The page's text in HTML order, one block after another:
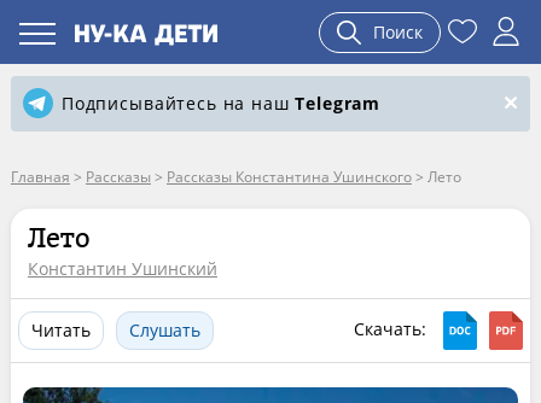
Поиск
Подписывайтесь на нашTelegram
Главная > Рассказы > Рассказы Константина Ушинского> Лето
Лето
Константин Ушинский
Читать Слушать Скачать: